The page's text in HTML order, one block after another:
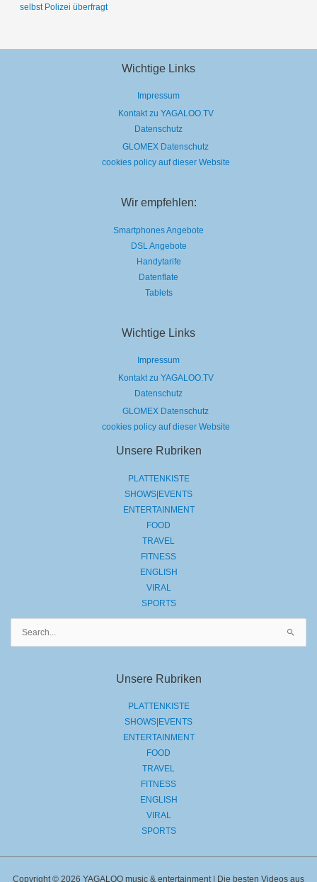
selbst Polizei überfragt
Wichtige Links
Impressum
Kontakt zu YAGALOO.TV
Datenschutz
GLOMEX Datenschutz
cookies policy auf dieser Website
Wir empfehlen:
Smartphones Angebote
DSL Angebote
Handytarife
Datenflate
Tablets
Wichtige Links
Impressum
Kontakt zu YAGALOO.TV
Datenschutz
GLOMEX Datenschutz
cookies policy auf dieser Website
Unsere Rubriken
PLATTENKISTE
SHOWS|EVENTS
ENTERTAINMENT
FOOD
TRAVEL
FITNESS
ENGLISH
VIRAL
SPORTS
Unsere Rubriken
PLATTENKISTE
SHOWS|EVENTS
ENTERTAINMENT
FOOD
TRAVEL
FITNESS
ENGLISH
VIRAL
SPORTS
Copyright © 2026 YAGALOO music & entertainment | Die besten Videos aus